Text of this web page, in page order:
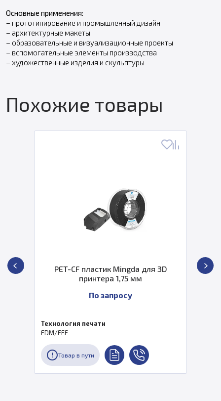
Основные применения:
– прототипирование и промышленный дизайн
– архитектурные макеты
– образовательные и визуализационные проекты
– вспомогательные элементы производства
– художественные изделия и скульптуры
Похожие товары
PET-CF пластик Mingda для 3D
принтера 1,75 мм
По запросу
Технология печати
FDM/FFF
Товар в пути